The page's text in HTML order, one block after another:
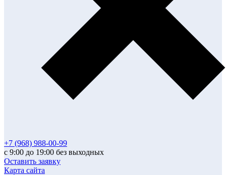
+7 (968) 988-00-99
с 9:00 до 19:00 без выходных
Оставить заявку
Карта сайта